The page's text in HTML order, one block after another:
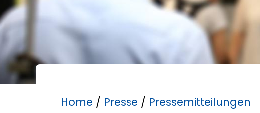
Home / Presse / Pressemitteilungen